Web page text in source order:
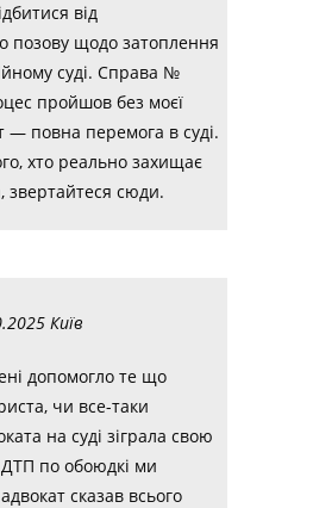
від
позову щодо затоплення
суді. Справа №
пройшов без моєї
— повна перемога в суді.
хто реально захищає
звертайтеся сюди.
Київ
допомогло те що
чи все-таки
на суді зіграла свою
по обоюдкі ми
сказав всього